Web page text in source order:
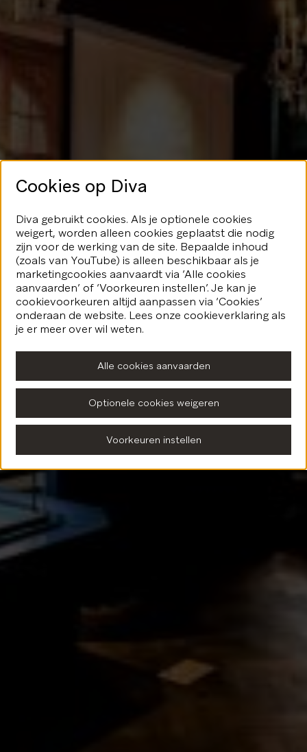
Geen glans
hier
We speelden je blijkbaar even
kwijt...Geen nood, er valt nog veel
fonkeling te ontdekken.
Terug naar de homepagina
Cookies op Diva
Diva gebruikt cookies. Als je optionele cookies
weigert, worden alleen cookies geplaatst die nodig
zijn voor de werking van de site. Bepaalde inhoud
(zoals van YouTube) is alleen beschikbaar als je
marketingcookies aanvaardt via ‘Alle cookies
aanvaarden’ of ‘Voorkeuren instellen’. Je kan je
cookievoorkeuren altijd aanpassen via ‘Cookies’
onderaan de website. Lees onze cookieverklaring als
je er meer over wil weten.
Alle cookies aanvaarden
Optionele cookies weigeren
Voorkeuren instellen